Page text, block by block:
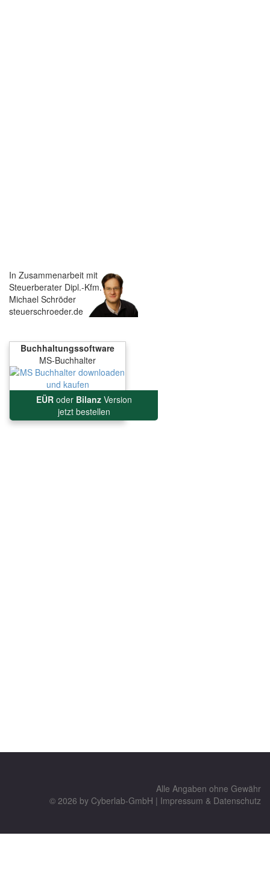
In Zusammenarbeit mit
Steuerberater Dipl.-Kfm.
Michael Schröder
steuerschroeder.de
Buchhaltungssoftware
MS-Buchhalter
EÜRoder BilanzVersion
jetzt bestellen
Alle Angaben ohne Gewähr
© 2026 by Cyberlab-GmbH | Impressum & Datenschutz